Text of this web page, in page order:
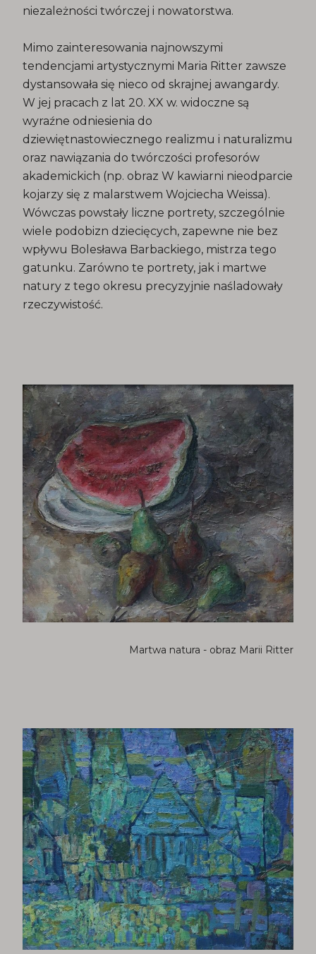
niezależności twórczej i nowatorstwa.
Mimo zainteresowania najnowszymi
tendencjami artystycznymi Maria Ritter zawsze
dystansowała się nieco od skrajnej awangardy.
W jej pracach z lat 20. XX w. widoczne są
wyraźne odniesienia do
dziewiętnastowiecznego realizmu i naturalizmu
oraz nawiązania do twórczości profesorów
akademickich (np. obraz W kawiarni nieodparcie
kojarzy się z malarstwem Wojciecha Weissa).
Wówczas powstały liczne portrety, szczególnie
wiele podobizn dziecięcych, zapewne nie bez
wpływu Bolesława Barbackiego, mistrza tego
gatunku. Zarówno te portrety, jak i martwe
natury z tego okresu precyzyjnie naśladowały
rzeczywistość.
Martwa natura - obraz Marii Ritter